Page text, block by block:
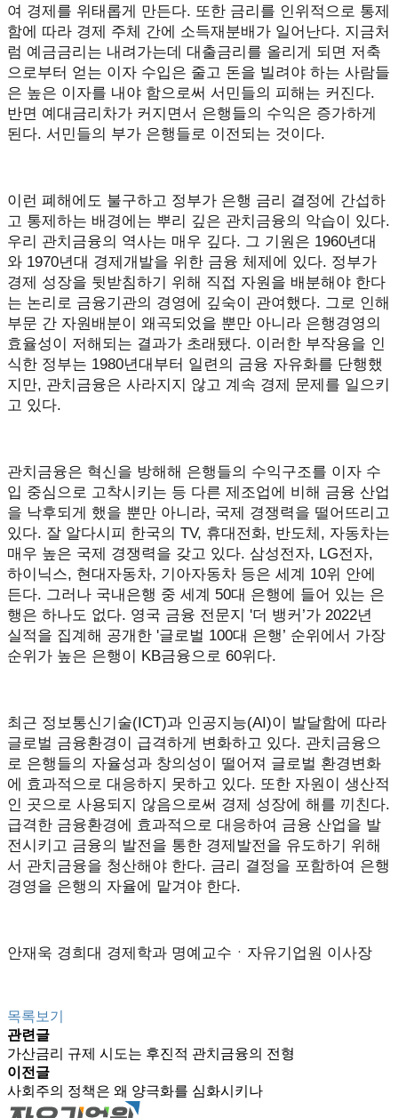
여 경제를 위태롭게 만든다. 또한 금리를 인위적으로 통제
함에 따라 경제 주체 간에 소득재분배가 일어난다. 지금처
럼 예금금리는 내려가는데 대출금리를 올리게 되면 저축
으로부터 얻는 이자 수입은 줄고 돈을 빌려야 하는 사람들
은 높은 이자를 내야 함으로써 서민들의 피해는 커진다.
반면 예대금리차가 커지면서 은행들의 수익은 증가하게
된다. 서민들의 부가 은행들로 이전되는 것이다.
이런 폐해에도 불구하고 정부가 은행 금리 결정에 간섭하
고 통제하는 배경에는 뿌리 깊은 관치금융의 악습이 있다.
우리 관치금융의 역사는 매우 깊다. 그 기원은 1960년대
와 1970년대 경제개발을 위한 금융 체제에 있다. 정부가
경제 성장을 뒷받침하기 위해 직접 자원을 배분해야 한다
는 논리로 금융기관의 경영에 깊숙이 관여했다. 그로 인해
부문 간 자원배분이 왜곡되었을 뿐만 아니라 은행경영의
효율성이 저해되는 결과가 초래됐다. 이러한 부작용을 인
식한 정부는 1980년대부터 일련의 금융 자유화를 단행했
지만, 관치금융은 사라지지 않고 계속 경제 문제를 일으키
고 있다.
관치금융은 혁신을 방해해 은행들의 수익구조를 이자 수
입 중심으로 고착시키는 등 다른 제조업에 비해 금융 산업
을 낙후되게 했을 뿐만 아니라, 국제 경쟁력을 떨어뜨리고
있다. 잘 알다시피 한국의 TV, 휴대전화, 반도체, 자동차는
매우 높은 국제 경쟁력을 갖고 있다. 삼성전자, LG전자,
하이닉스, 현대자동차, 기아자동차 등은 세계 10위 안에
든다. 그러나 국내은행 중 세계 50대 은행에 들어 있는 은
행은 하나도 없다. 영국 금융 전문지 '더 뱅커’가 2022년
실적을 집계해 공개한 '글로벌 100대 은행’ 순위에서 가장
순위가 높은 은행이 KB금융으로 60위다.
최근 정보통신기술(ICT)과 인공지능(AI)이 발달함에 따라
글로벌 금융환경이 급격하게 변화하고 있다. 관치금융으
로 은행들의 자율성과 창의성이 떨어져 글로벌 환경변화
에 효과적으로 대응하지 못하고 있다. 또한 자원이 생산적
인 곳으로 사용되지 않음으로써 경제 성장에 해를 끼친다.
급격한 금융환경에 효과적으로 대응하여 금융 산업을 발
전시키고 금융의 발전을 통한 경제발전을 유도하기 위해
서 관치금융을 청산해야 한다. 금리 결정을 포함하여 은행
경영을 은행의 자율에 맡겨야 한다.
안재욱 경희대 경제학과 명예교수ㆍ자유기업원 이사장
목록보기
관련글
가산금리 규제 시도는 후진적 관치금융의 전형
이전글
사회주의 정책은 왜 양극화를 심화시키나